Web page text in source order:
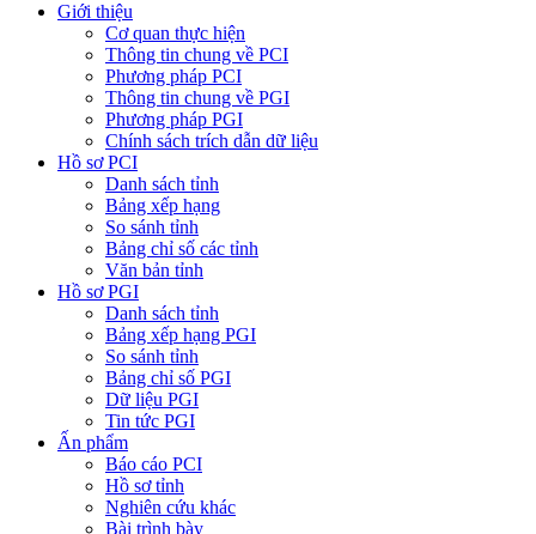
Giới thiệu
Cơ quan thực hiện
Thông tin chung về PCI
Phương pháp PCI
Thông tin chung về PGI
Phương pháp PGI
Chính sách trích dẫn dữ liệu
Hồ sơ PCI
Danh sách tỉnh
Bảng xếp hạng
So sánh tỉnh
Bảng chỉ số các tỉnh
Văn bản tỉnh
Hồ sơ PGI
Danh sách tỉnh
Bảng xếp hạng PGI
So sánh tỉnh
Bảng chỉ số PGI
Dữ liệu PGI
Tin tức PGI
Ấn phẩm
Báo cáo PCI
Hồ sơ tỉnh
Nghiên cứu khác
Bài trình bày